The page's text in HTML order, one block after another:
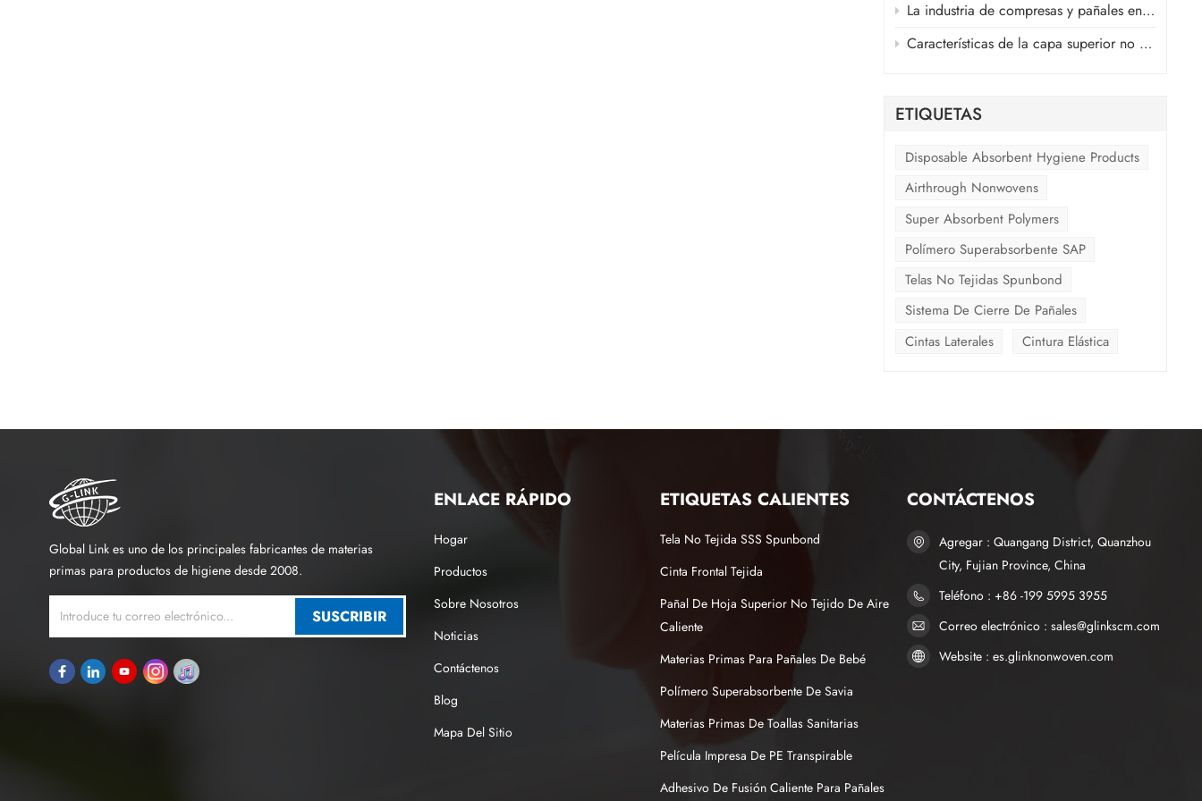
La industria de compresas y pañales en medio de la guerra en Oriente Medio
Características de la capa superior no tejida de aire caliente y la capa no tejida ADL de productos sanitarios
ETIQUETAS
Disposable Absorbent Hygiene Products
Airthrough Nonwovens
Super Absorbent Polymers
Polímero Superabsorbente SAP
Telas No Tejidas Spunbond
Sistema De Cierre De Pañales
Cintas Laterales
Cintura Elástica
Global Link es uno de los principales fabricantes de materias
primas para productos de higiene desde 2008.
SUSCRIBIR
ENLACE RÁPIDO
Hogar
Productos
Sobre Nosotros
Noticias
Contáctenos
Blog
Mapa Del Sitio
ETIQUETAS CALIENTES
Tela No Tejida SSS Spunbond
Cinta Frontal Tejida
Pañal De Hoja Superior No Tejido De Aire
Caliente
Materias Primas Para Pañales De Bebé
Polímero Superabsorbente De Savia
Materias Primas De Toallas Sanitarias
Película Impresa De PE Transpirable
Adhesivo De Fusión Caliente Para Pañales
CONTÁCTENOS
Agregar : Quangang District, Quanzhou
City, Fujian Province, China
Teléfono : +86 -199 5995 3955
Correo electrónico : sales@glinkscm.com
Website : es.glinknonwoven.com